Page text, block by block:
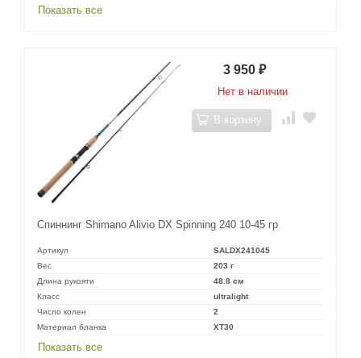
Показать все
Спиннинг Shimano Alivio DX Spinning 240 10-45 гр
Артикул
SALDX241045
Вес
203 г
Длина рукояти
48.8 см
Класс
ultralight
Число колен
2
Материал бланка
XT30
Показать все
3 950 ₽
Нет в наличии
В корзину